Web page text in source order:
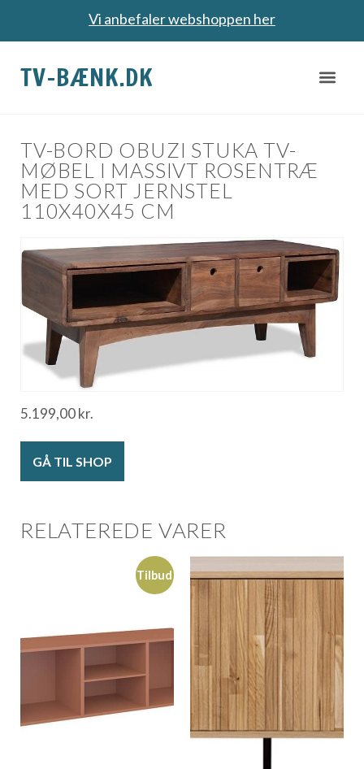
Vi anbefaler webshoppen her
TV-BÆNK.DK
TV-BORD OBUZI STUKA TV-
MØBEL I MASSIVT ROSENTRÆ
MED SORT JERNSTEL
110X40X45 CM
5.199,00kr.
GÅ TIL SHOP
RELATEREDE VARER
Tilbud